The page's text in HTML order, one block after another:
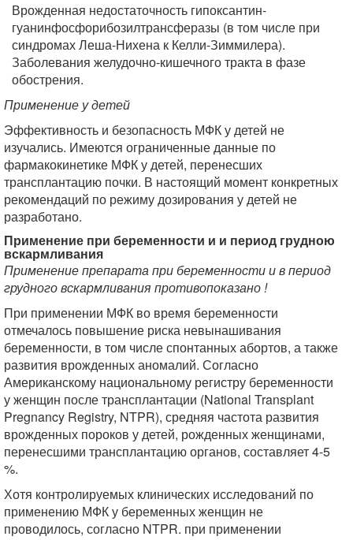
Врожденная недостаточность гипоксантин-
гуанинфосфорибозилтрансферазы (в том числе при
синдромах Леша-Нихена к Келли-Зиммилера).
Заболевания желудочно-кишечного тракта в фазе
обострения.
Применение у детей
Эффективность и безопасность МФК у детей не
изучались. Имеются ограниченные данные по
фармакокинетике МФК у детей, перенесших
трансплантацию почки. В настоящий момент конкретных
рекомендаций по режиму дозирования у детей не
разработано.
Применение при беременности и и период грудною
вскармливания
Применение препарата при беременности и в период
грудного вскармливания противопоказано !
При применении МФК во время беременности
отмечалось повышение риска невынашивания
беременности, в том числе спонтанных абортов, а также
развития врожденных аномалий. Согласно
Американскому национальному регистру беременности
у женщин после трансплантации (National Transplant
Pregnancy Registry, NTPR), средняя частота развития
врожденных пороков у детей, рожденных женщинами,
перенесшими трансплантацию органов, составляет 4-5
%.
Хотя контролируемых клинических исследований по
применению МФК у беременных женщин не
проводилось, согласно NTPR. при применении